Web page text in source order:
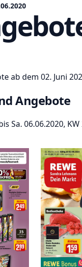
ab dem 02. Juni
Angebote
Sa. 06.06.2020, KW